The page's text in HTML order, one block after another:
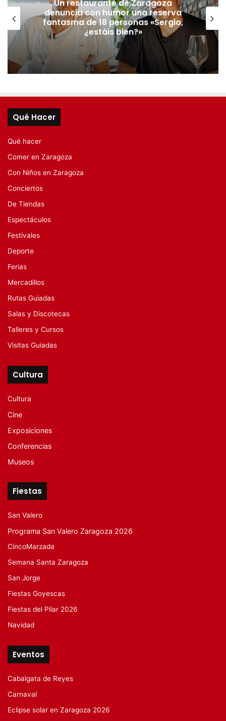
Un restaurante de Zaragoza
denuncia con humor una reserva
fantasma de 18 personas «Sergio,
¿estáis bien?»
Qué Hacer
Qué hacer
Comer en Zaragoza
Con Niños en Zaragoza
Conciertos
De Tiendas
Espectáculos
Festivales
Deporte
Ferias
Mercadillos
Rutas Guiadas
Salas y Discotecas
Talleres y Cursos
Visitas Guiadas
Cultura
Cultura
Cine
Exposiciones
Conferencias
Museos
Fiestas
San Valero
Programa San Valero Zaragoza 2026
CincoMarzada
Semana Santa Zaragoza
San Jorge
Fiestas Goyescas
Fiestas del Pilar 2026
Navidad
Eventos
Cabalgata de Reyes
Carnaval
Eclipse solar en Zaragoza 2026